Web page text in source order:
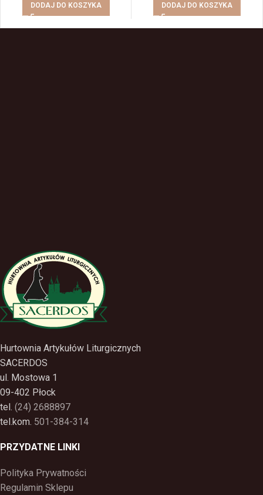
DODAJ DO KOSZYKA DODAJ DO KOSZYKA
Hurtownia Artykułów Liturgicznych
SACERDOS
ul. Mostowa 1
09-402 Płock
tel. (24) 2688897
tel.kom. 501-384-314
PRZYDATNE LINKI
Polityka Prywatności
Regulamin Sklepu